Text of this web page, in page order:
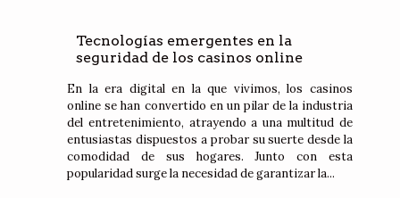
Tecnologías emergentes en la
seguridad de los casinos online
En la era digital en la que vivimos, los casinos
online se han convertido en un pilar de la industria
del entretenimiento, atrayendo a una multitud de
entusiastas dispuestos a probar su suerte desde la
comodidad de sus hogares. Junto con esta
popularidad surge la necesidad de garantizar la...